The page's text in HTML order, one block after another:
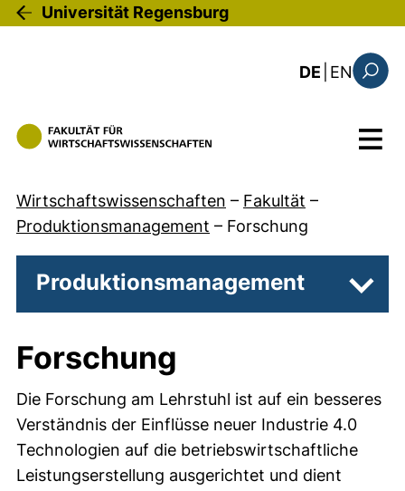
Direkt zum Inhalt
Universität Regensburg
DE EN: the
Menü
Wirtschaftswissenschaften – Fakultät –
Produktionsmanagement – Forschung
Produktionsmanagement
Forschung
Die Forschung am Lehrstuhl ist auf ein besseres
Verständnis der Einflüsse neuer Industrie 4.0
Technologien auf die betriebswirtschaftliche
Leistungserstellung ausgerichtet und dient